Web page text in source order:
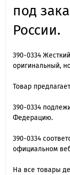
под
России.
390-0334
оригинальный,
Товар
390-0334
Федерацию.
390-0334
официальном
На все товары